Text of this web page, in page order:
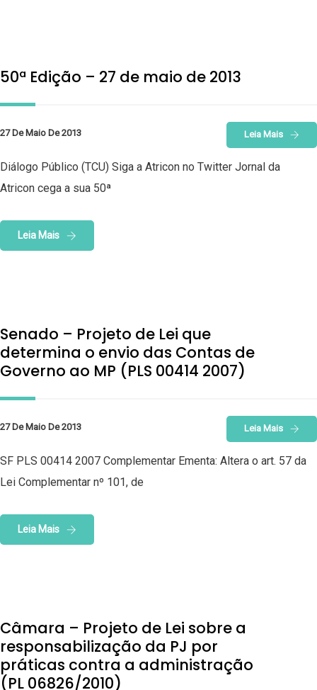
50ª Edição – 27 de maio de 2013
27 De Maio De 2013 Leia Mais
Diálogo Público (TCU) Siga a Atricon no Twitter Jornal da
Atricon cega a sua 50ª
Leia Mais
Senado – Projeto de Lei que
determina o envio das Contas de
Governo ao MP (PLS 00414 2007)
27 De Maio De 2013 Leia Mais
SF PLS 00414 2007 Complementar Ementa: Altera o art. 57 da
Lei Complementar nº 101, de
Leia Mais
Câmara – Projeto de Lei sobre a
responsabilização da PJ por
práticas contra a administração
(PL 06826/2010)